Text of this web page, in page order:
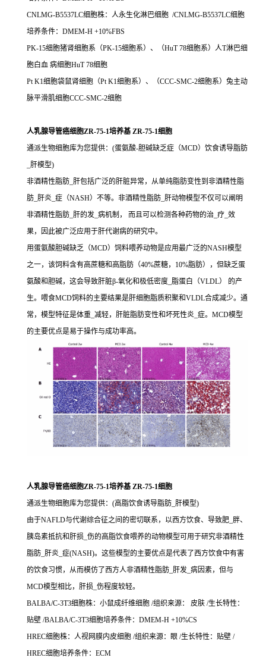
CNLMG-B5537LC细胞株：人永生化淋巴细胞 /CNLMG-B5537LC细胞
培养条件：DMEM-H +10%FBS
PK-15细胞猪肾细胞系（PK-15细胞系）、（HuT 78细胞系）人T淋巴细
胞白血 病细胞HuT 78细胞
Pt K1细胞袋鼠肾细胞（Pt K1细胞系）、（CCC-SMC-2细胞系）兔主动
脉平滑肌细胞CCC-SMC-2细胞
人乳腺导管癌细胞ZR-75-1培养基 ZR-75-1细胞
通派生物细胞库为您提供：(蛋氨酸-胆碱缺乏症（MCD）饮食诱导脂肪
_肝模型)
非酒精性脂肪_肝包括广泛的肝脏异常，从单纯脂肪变性到非酒精性脂
肪_肝炎_症（NASH）不等。非酒精性脂肪_肝动物模型不仅可以阐明
非酒精性脂肪_肝的发_病机制， 而且可以检测各种药物的治_疗_效
果，因此被广泛应用于肝代谢病的研究中。
用蛋氨酸胆碱缺乏（MCD）饲料喂养动物是应用最广泛的NASH模型
之一，该饲料含有高蔗糖和高脂肪（40%蔗糖，10%脂肪），但缺乏蛋
氨酸和胆碱，这会导致肝脏β-氧化和极低密度_脂蛋白（VLDL） 的产
生。喂食MCD饲料的主要结果是肝细胞脂质积聚和VLDL合成减少。通
常，模型特征是体重_减轻，肝脏脂肪变性和坏死性炎_症。MCD模型
的主要优点是易于操作与成功率高。
人乳腺导管癌细胞ZR-75-1培养基 ZR-75-1细胞
通派生物细胞库为您提供：(高脂饮食诱导脂肪_肝模型)
由于NAFLD与代谢综合征之间的密切联系，以西方饮食、导致肥_胖、
胰岛素抵抗和肝损_伤的高脂饮食喂养的动物模型可用于研究非酒精性
脂肪_肝炎_症(NASH)。这些模型的主要优点是代表了西方饮食中有害
的饮食习惯，从而模仿了西方人非酒精性脂肪_肝发_病因素，但与
MCD模型相比，肝损_伤程度较轻。
BALBA/C-3T3细胞株：小鼠成纤维细胞 /组织来源： 皮肤 /生长特性：
贴壁 /BALBA/C-3T3细胞培养条件：DMEM-H +10%CS
HREC细胞株：人视网膜内皮细胞 /组织来源：眼 /生长特性：贴壁 /
HREC细胞培养条件：ECM